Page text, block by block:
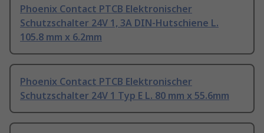
Phoenix Contact PTCB Elektronischer
Schutzschalter 24V 1, 3A DIN-Hutschiene L.
105.8 mm x 6.2mm
Phoenix Contact PTCB Elektronischer
Schutzschalter 24V 1 Typ E L. 80 mm x 55.6mm